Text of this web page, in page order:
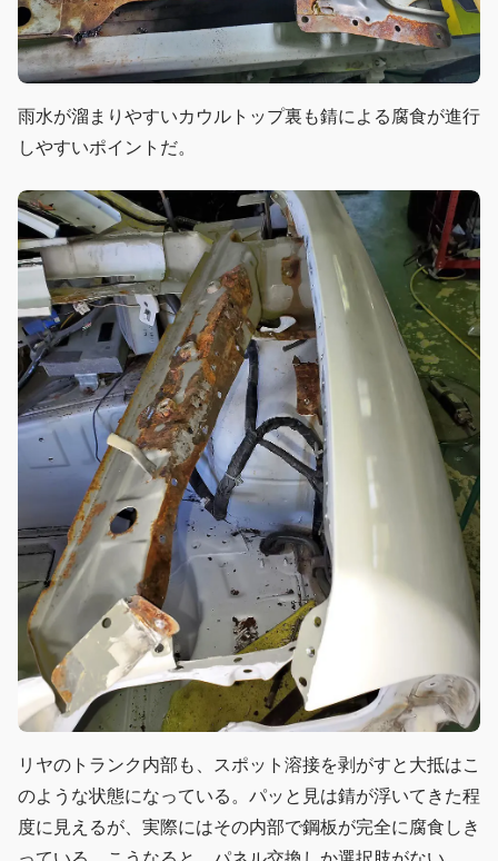
雨水が溜まりやすいカウルトップ裏も錆による腐食が進行
しやすいポイントだ。
リヤのトランク内部も、スポット溶接を剥がすと大抵はこ
のような状態になっている。パッと見は錆が浮いてきた程
度に見えるが、実際にはその内部で鋼板が完全に腐食しき